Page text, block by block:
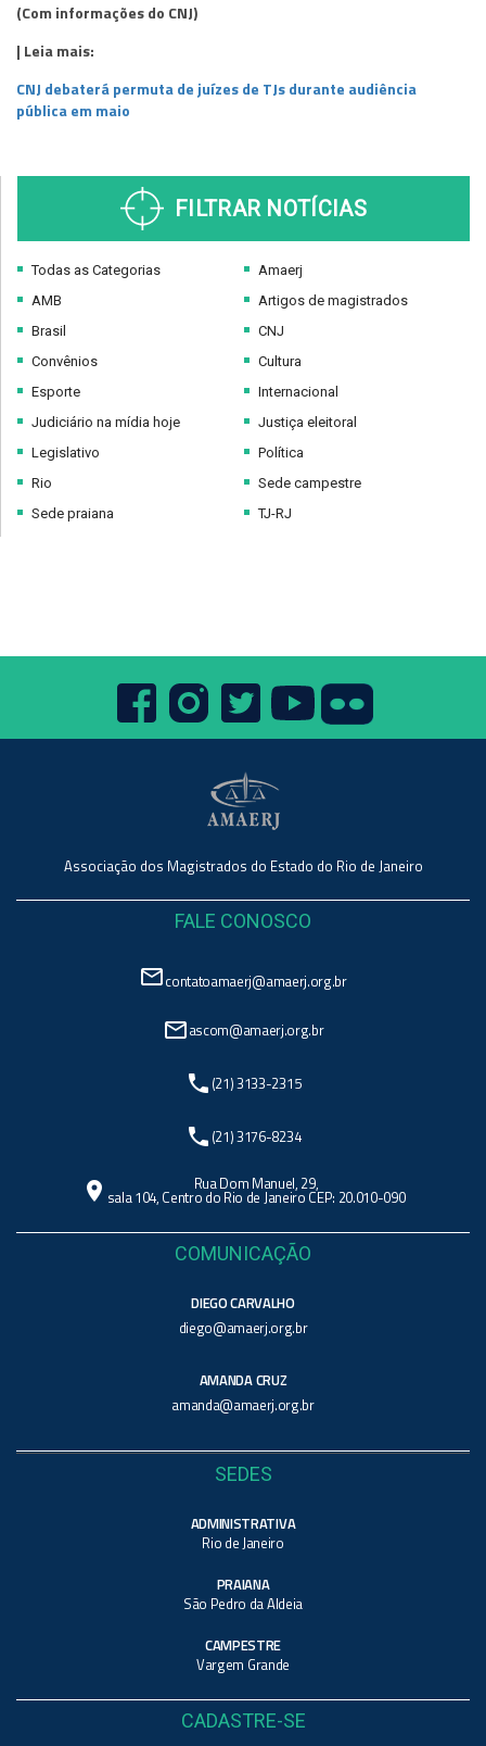
(Com informações do CNJ)
| Leia mais:
CNJ debaterá permuta de juízes de TJs durante audiência
pública em maio
FILTRAR NOTÍCIAS
Todas as Categorias
AMB
Brasil
Convênios
Esporte
Judiciário na mídia hoje
Legislativo
Rio
Sede praiana
Amaerj
Artigos de magistrados
CNJ
Cultura
Internacional
Justiça eleitoral
Política
Sede campestre
TJ-RJ
Associação dos Magistrados do Estado do Rio de Janeiro
FALE CONOSCO
mail_outlinecontatoamaerj@amaerj.org.br
mail_outlineascom@amaerj.org.br
phone (21) 3133-2315
phone (21) 3176-8234
location_on Rua Dom Manuel, 29,
sala 104, Centro do Rio de Janeiro CEP: 20.010-090
COMUNICAÇÃO
DIEGO CARVALHO
diego@amaerj.org.br
AMANDA CRUZ
amanda@amaerj.org.br
SEDES
ADMINISTRATIVA
Rio de Janeiro
PRAIANA
São Pedro da Aldeia
CAMPESTRE
Vargem Grande
CADASTRE-SE